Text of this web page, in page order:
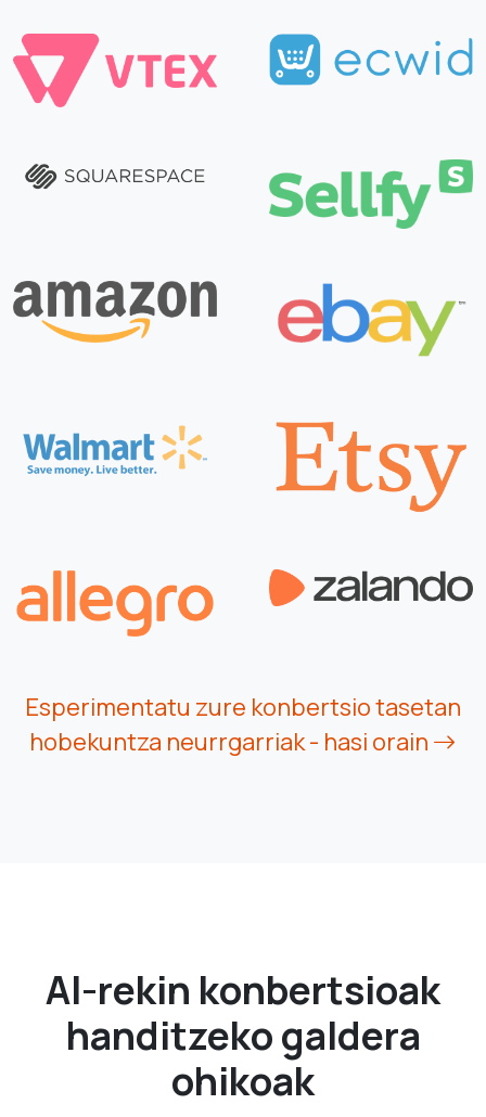
Esperimentatu zure konbertsio tasetan
hobekuntza neurrgarriak - hasi orain
AI-rekin konbertsioak
handitzeko galdera
ohikoak